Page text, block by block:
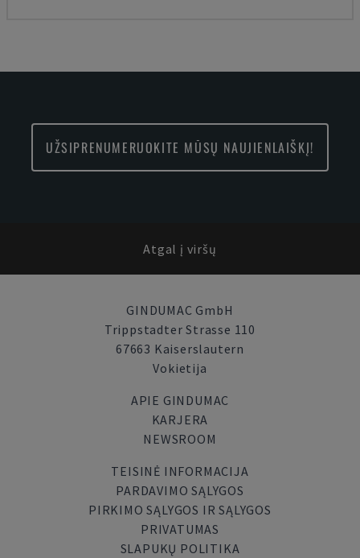
UŽSIPRENUMERUOKITE MŪSŲ NAUJIENLAIŠKĮ!
Atgal į viršų
GINDUMAC GmbH
Trippstadter Strasse 110
67663 Kaiserslautern
Vokietija
APIE GINDUMAC
KARJERA
NEWSROOM
TEISINĖ INFORMACIJA
PARDAVIMO SĄLYGOS
PIRKIMO SĄLYGOS IR SĄLYGOS
PRIVATUMAS
SLAPUKŲ POLITIKA